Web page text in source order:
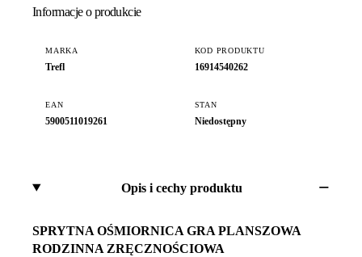
Informacje o produkcie
MARKA
Trefl
KOD PRODUKTU
16914540262
EAN
5900511019261
STAN
Niedostępny
Opis i cechy produktu
SPRYTNA OŚMIORNICA GRA PLANSZOWA
RODZINNA ZRĘCZNOŚCIOWA